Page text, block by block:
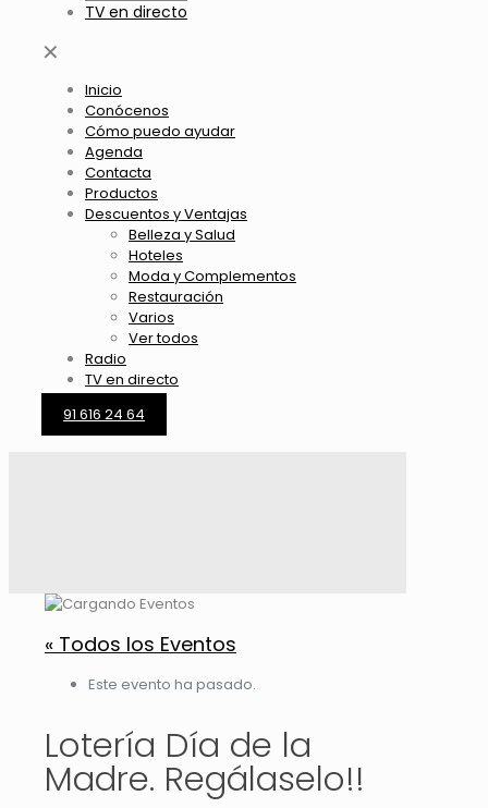
TV en directo
✕
Inicio
Conócenos
Cómo puedo ayudar
Agenda
Contacta
Productos
Descuentos y Ventajas
Belleza y Salud
Hoteles
Moda y Complementos
Restauración
Varios
Ver todos
Radio
TV en directo
91 616 24 64
« Todos los Eventos
Este evento ha pasado.
Lotería Día de la
Madre. Regálaselo!!